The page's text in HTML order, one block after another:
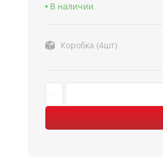
В наличии
Коробка (4шт)